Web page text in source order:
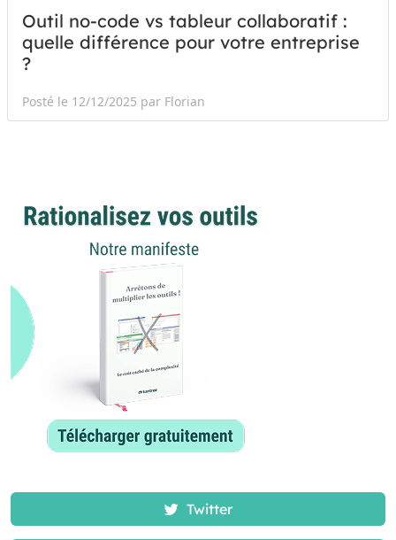
Outil no-code vs tableur collaboratif :
quelle différence pour votre entreprise
?
Posté le 12/12/2025 par Florian
Twitter